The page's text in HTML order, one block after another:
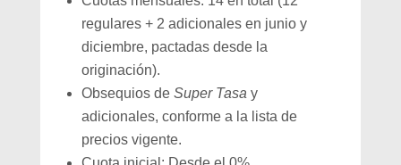
regulares + 2 adicionales en junio y
diciembre, pactadas desde la
originación).
Obsequios de Super Tasa y
adicionales, conforme a la lista de
precios vigente.